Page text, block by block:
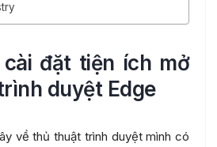
cài đặt tiện ích mở
duyệt Edge
về thủ thuật trình duyệt mình có